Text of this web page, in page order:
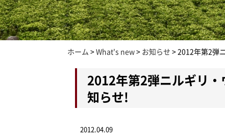
ホーム >What's new> お知らせ >2012年第2弾
2012年第2弾ニルギリ
知らせ!
2012.04.09